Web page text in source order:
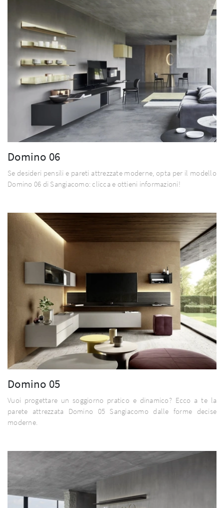
Domino 06
Se desideri pensili e pareti attrezzate moderne, opta per il modello
Domino 06 di Sangiacomo: clicca e ottieni informazioni!
Domino 05
Vuoi progettare un soggiorno pratico e dinamico? Ecco a te la
parete attrezzata Domino 05 Sangiacomo dalle forme decise
moderne.